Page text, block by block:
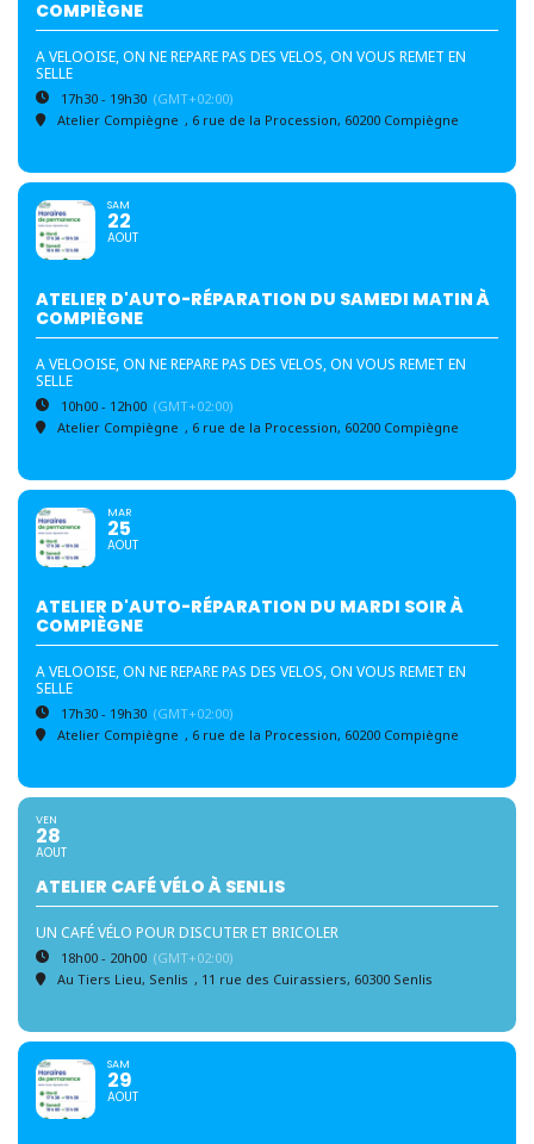
COMPIÈGNE
A VELOOISE, ON NE REPARE PAS DES VELOS, ON VOUS REMET EN
SELLE
17h30 - 19h30 (GMT+02:00)
Atelier Compiègne , 6 rue de la Procession, 60200 Compiègne
SAM
22
AOUT
ATELIER D'AUTO-RÉPARATION DU SAMEDI MATIN À
COMPIÈGNE
A VELOOISE, ON NE REPARE PAS DES VELOS, ON VOUS REMET EN
SELLE
10h00 - 12h00 (GMT+02:00)
Atelier Compiègne , 6 rue de la Procession, 60200 Compiègne
MAR
25
AOUT
ATELIER D'AUTO-RÉPARATION DU MARDI SOIR À
COMPIÈGNE
A VELOOISE, ON NE REPARE PAS DES VELOS, ON VOUS REMET EN
SELLE
17h30 - 19h30 (GMT+02:00)
Atelier Compiègne , 6 rue de la Procession, 60200 Compiègne
VEN
28
AOUT
ATELIER CAFÉ VÉLO À SENLIS
UN CAFÉ VÉLO POUR DISCUTER ET BRICOLER
18h00 - 20h00 (GMT+02:00)
Au Tiers Lieu, Senlis , 11 rue des Cuirassiers, 60300 Senlis
SAM
29
AOUT